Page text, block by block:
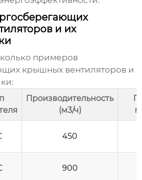
и их
примеров
крышных вентиляторов и
Производительность
(м3/ч)
450
900